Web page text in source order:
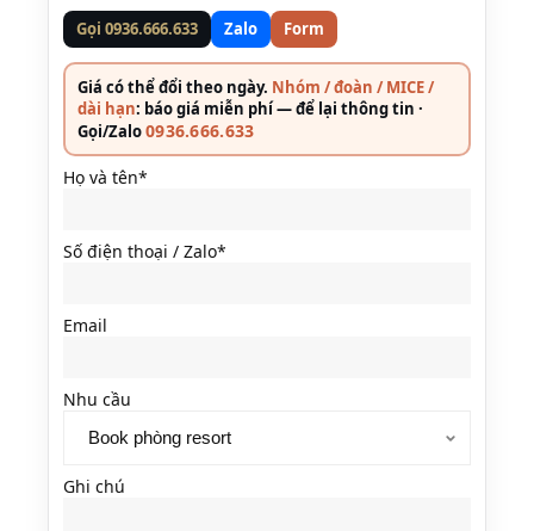
Gọi 0936.666.633 Zalo Form
Giá có thể đổi theo ngày. Nhóm / đoàn / MICE /
dài hạn: báo giá miễn phí — để lại thông tin ·
Gọi/Zalo0936.666.633
Họ và tên*
Số điện thoại / Zalo*
Email
Nhu cầu
Ghi chú